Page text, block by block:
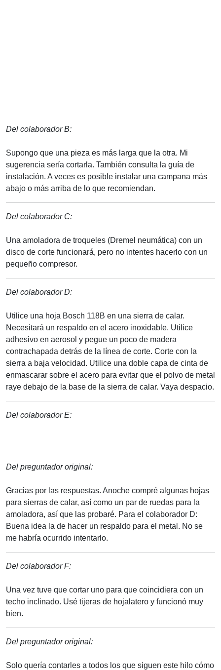
Del colaborador B:
Supongo que una pieza es más larga que la otra. Mi
sugerencia sería cortarla. También consulta la guía de
instalación. A veces es posible instalar una campana más
abajo o más arriba de lo que recomiendan.
Del colaborador C:
Una amoladora de troqueles (Dremel neumática) con un
disco de corte funcionará, pero no intentes hacerlo con un
pequeño compresor.
Del colaborador D:
Utilice una hoja Bosch 118B en una sierra de calar.
Necesitará un respaldo en el acero inoxidable. Utilice
adhesivo en aerosol y pegue un poco de madera
contrachapada detrás de la línea de corte. Corte con la
sierra a baja velocidad. Utilice una doble capa de cinta de
enmascarar sobre el acero para evitar que el polvo de metal
raye debajo de la base de la sierra de calar. Vaya despacio.
Del colaborador E:
Del preguntador original:
Gracias por las respuestas. Anoche compré algunas hojas
para sierras de calar, así como un par de ruedas para la
amoladora, así que las probaré. Para el colaborador D:
Buena idea la de hacer un respaldo para el metal. No se
me habría ocurrido intentarlo.
Del colaborador F:
Una vez tuve que cortar uno para que coincidiera con un
techo inclinado. Usé tijeras de hojalatero y funcionó muy
bien.
Del preguntador original:
Solo quería contarles a todos los que siguen este hilo cómo